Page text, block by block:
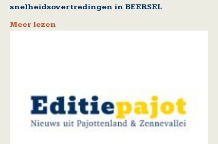
snelheidsovertredingen in BEERSEL
Meer lezen